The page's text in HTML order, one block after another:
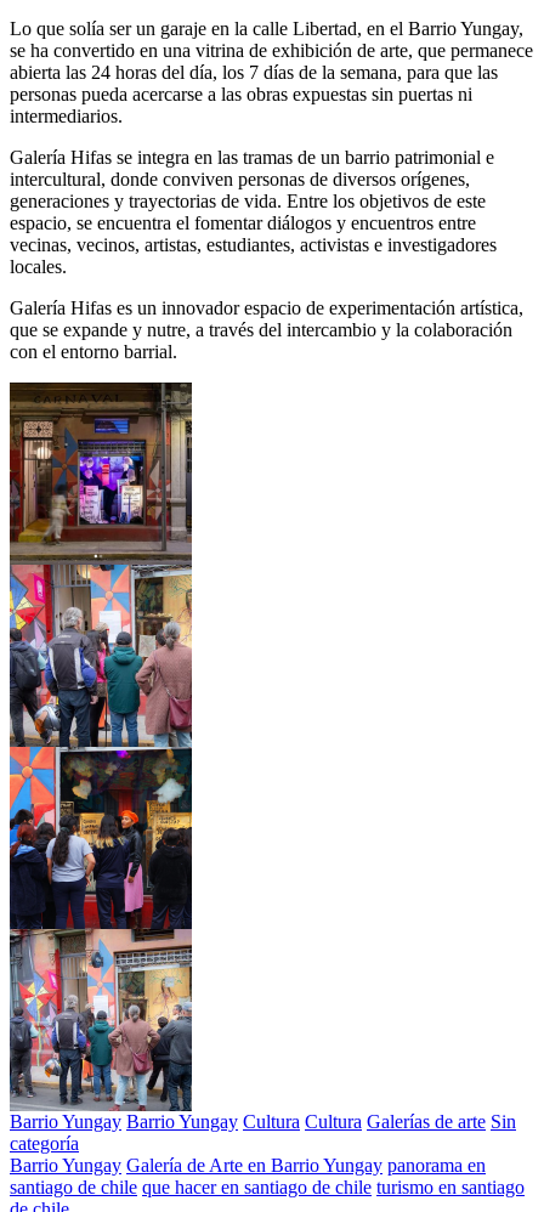
Lo que solía ser un garaje en la calle Libertad, en el Barrio Yungay,
se ha convertido en una vitrina de exhibición de arte, que permanece
abierta las 24 horas del día, los 7 días de la semana, para que las
personas pueda acercarse a las obras expuestas sin puertas ni
intermediarios.
Galería Hifas se integra en las tramas de un barrio patrimonial e
intercultural, donde conviven personas de diversos orígenes,
generaciones y trayectorias de vida. Entre los objetivos de este
espacio, se encuentra el fomentar diálogos y encuentros entre
vecinas, vecinos, artistas, estudiantes, activistas e investigadores
locales.
Galería Hifas es un innovador espacio de experimentación artística,
que se expande y nutre, a través del intercambio y la colaboración
con el entorno barrial.
Barrio Yungay Barrio Yungay Cultura Cultura Galerías de arte Sin
categoría
Barrio Yungay Galería de Arte en Barrio Yungay panorama en
santiago de chile que hacer en santiago de chile turismo en santiago